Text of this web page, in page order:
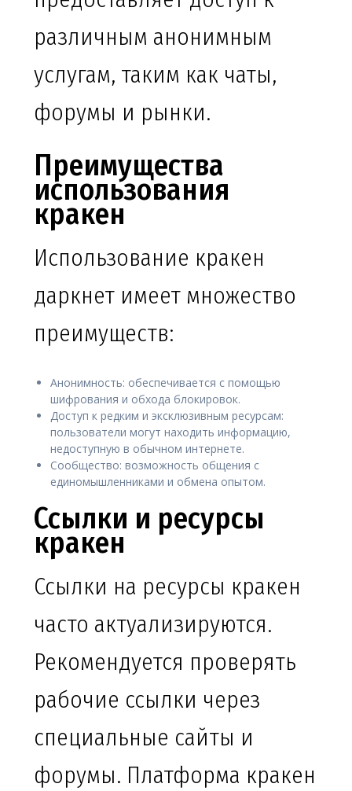
различным анонимным
услугам, таким как чаты,
форумы и рынки.
Преимущества
использования
кракен
Использование кракен
даркнет имеет множество
преимуществ:
Анонимность: обеспечивается с помощью
шифрования и обхода блокировок.
Доступ к редким и эксклюзивным ресурсам:
пользователи могут находить информацию,
недоступную в обычном интернете.
Сообщество: возможность общения с
единомышленниками и обмена опытом.
Ссылки и ресурсы
кракен
Ссылки на ресурсы кракен
часто актуализируются.
Рекомендуется проверять
рабочие ссылки через
специальные сайты и
форумы. Платформа кракен